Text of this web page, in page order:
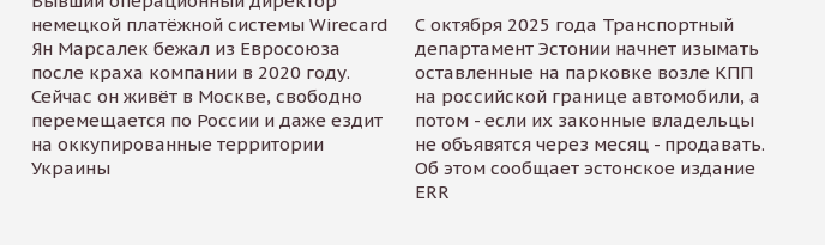
немецкой платёжной системы Wirecard
Ян Марсалек бежал из Евросоюза
после краха компании в 2020 году.
Сейчас он живёт в Москве, свободно
перемещается по России и даже ездит
на оккупированные территории
Украины
С октября 2025 года Транспортный
департамент Эстонии начнет изымать
оставленные на парковке возле КПП
на российской границе автомобили, а
потом - если их законные владельцы
не объявятся через месяц - продавать.
Об этом сообщает эстонское издание
ERR